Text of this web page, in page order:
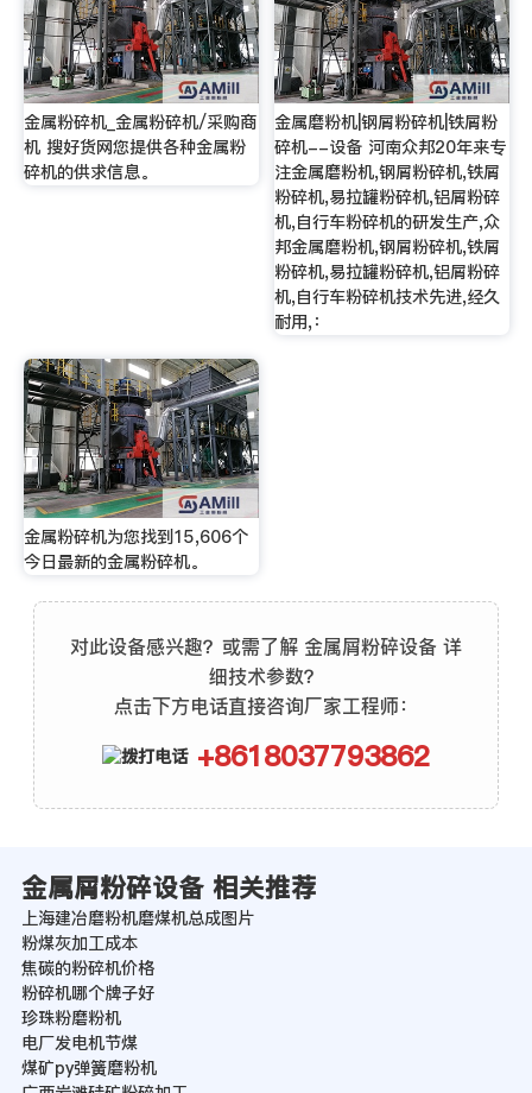
金属粉碎机_金属粉碎机/采购商
机 搜好货网您提供各种金属粉
碎机的供求信息。
金属磨粉机|钢屑粉碎机|铁屑粉
碎机--设备 河南众邦20年来专
注金属磨粉机,钢屑粉碎机,铁屑
粉碎机,易拉罐粉碎机,铝屑粉碎
机,自行车粉碎机的研发生产,众
邦金属磨粉机,钢屑粉碎机,铁屑
粉碎机,易拉罐粉碎机,铝屑粉碎
机,自行车粉碎机技术先进,经久
耐用,：
金属粉碎机为您找到15,606个
今日最新的金属粉碎机。
对此设备感兴趣？或需了解 金属屑粉碎设备 详
细技术参数？
点击下方电话直接咨询厂家工程师：
+8618037793862
金属屑粉碎设备 相关推荐
上海建冶磨粉机磨煤机总成图片
粉煤灰加工成本
焦碳的粉碎机价格
粉碎机哪个牌子好
珍珠粉磨粉机
电厂发电机节煤
煤矿py弹簧磨粉机